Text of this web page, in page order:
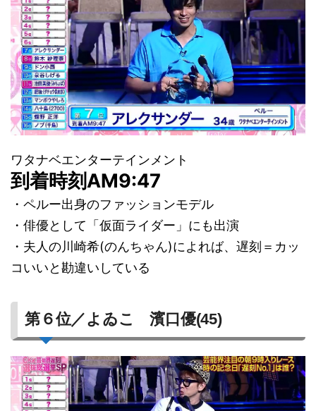
ワタナベエンターテインメント
到着時刻AM9:47
・ペルー出身のファッションモデル
・俳優として「仮面ライダー」にも出演
・夫人の川崎希(のんちゃん)によれば、遅刻＝カッ
コいいと勘違いしている
第６位／よゐこ 濱口優(45)